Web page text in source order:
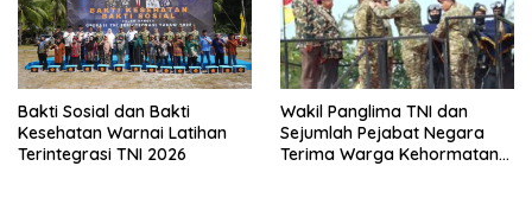
Bakti Sosial dan Bakti
Kesehatan Warnai Latihan
Terintegrasi TNI 2026
Wakil Panglima TNI dan
Sejumlah Pejabat Negara
Terima Warga Kehormatan